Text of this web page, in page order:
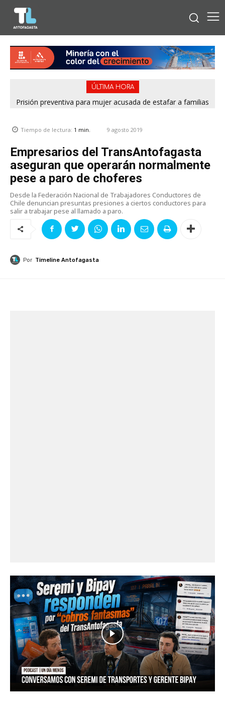
ÚLTIMA HORA
Prisión preventiva para mujer acusada de estafar a familias
Tiempo de lectura: 1 min. 9 agosto 2019
Empresarios del TransAntofagasta
aseguran que operarán normalmente
pese a paro de choferes
Desde la Federación Nacional de Trabajadores Conductores de
Chile denuncian presuntas presiones a ciertos conductores para
salir a trabajar pese al llamado a paro.
Por Timeline Antofagasta